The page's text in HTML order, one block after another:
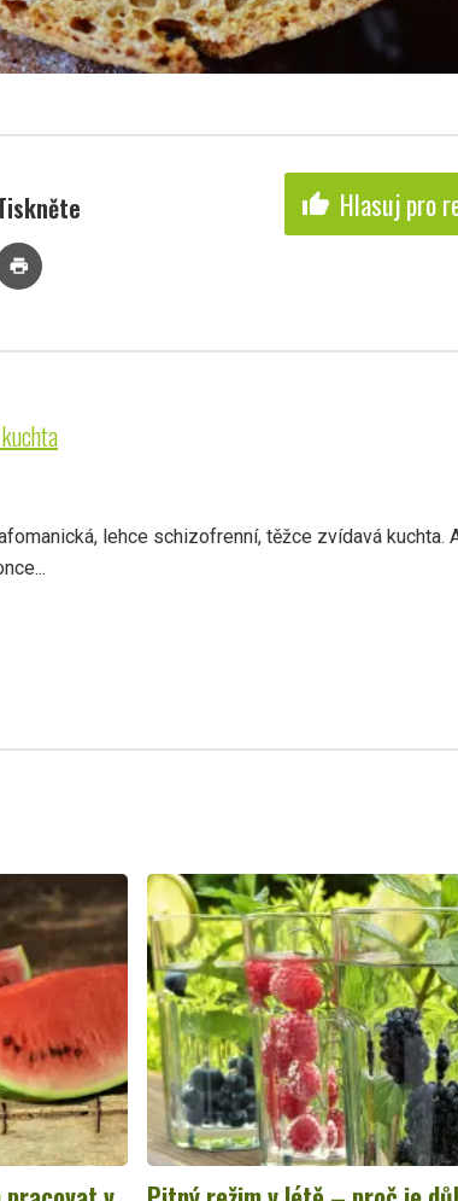
print
thumb_up Hlasuj pro
lehce schizofrenní, těžce zvídavá kuchta.